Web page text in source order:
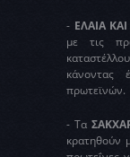
- ΕΛΑΙΑ
με τις
πρωτεϊνών.
- Τα
κρατηθούν